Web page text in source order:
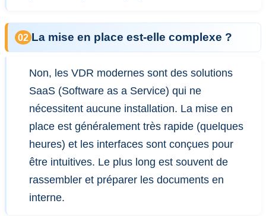
La mise en place est-elle complexe ?
Non, les VDR modernes sont des solutions
SaaS (Software as a Service) qui ne
nécessitent aucune installation. La mise en
place est généralement très rapide (quelques
heures) et les interfaces sont conçues pour
être intuitives. Le plus long est souvent de
rassembler et préparer les documents en
interne.